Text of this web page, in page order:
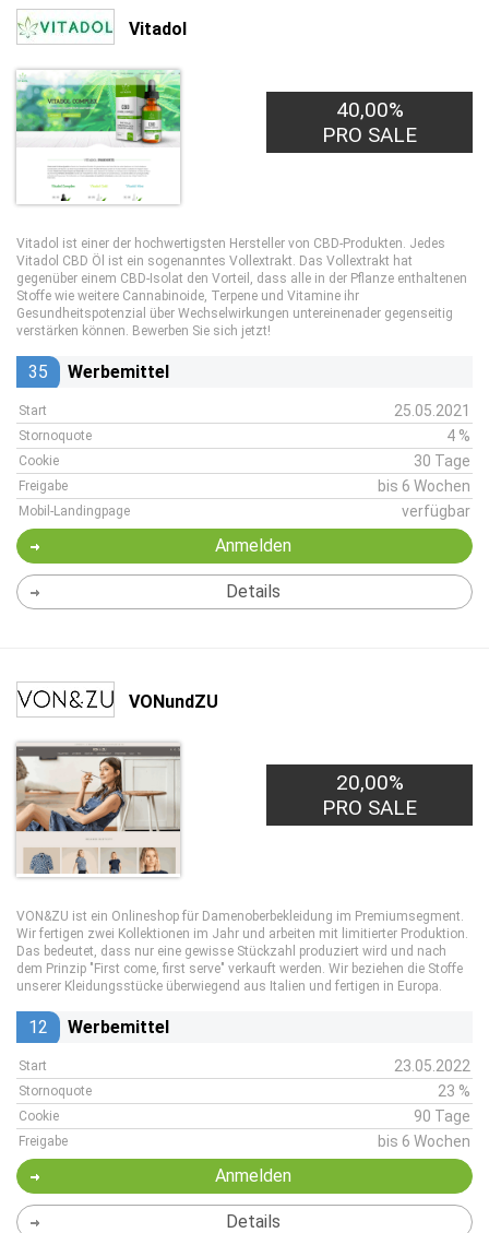
Vitadol
40,00%
PRO SALE
Vitadol ist einer der hochwertigsten Hersteller von CBD-Produkten. Jedes
Vitadol CBD Öl ist ein sogenanntes Vollextrakt. Das Vollextrakt hat
gegenüber einem CBD-Isolat den Vorteil, dass alle in der Pflanze enthaltenen
Stoffe wie weitere Cannabinoide, Terpene und Vitamine ihr
Gesundheitspotenzial über Wechselwirkungen untereinenader gegenseitig
verstärken können. Bewerben Sie sich jetzt!
35 Werbemittel
Start 25.05.2021
Stornoquote 4 %
Cookie 30 Tage
Freigabe bis 6 Wochen
Mobil-Landingpage verfügbar
Anmelden
Details
VONundZU
20,00%
PRO SALE
VON&ZU ist ein Onlineshop für Damenoberbekleidung im Premiumsegment.
Wir fertigen zwei Kollektionen im Jahr und arbeiten mit limitierter Produktion.
Das bedeutet, dass nur eine gewisse Stückzahl produziert wird und nach
dem Prinzip "First come, first serve" verkauft werden. Wir beziehen die Stoffe
unserer Kleidungsstücke überwiegend aus Italien und fertigen in Europa.
12 Werbemittel
Start 23.05.2022
Stornoquote 23 %
Cookie 90 Tage
Freigabe bis 6 Wochen
Anmelden
Details